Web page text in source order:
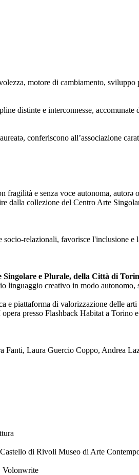
motore di cambiamento,
distinte e interconnesse,
conferiscono all’associazione
fragilità e senza voce autonoma, autorə
dalla collezione del Centro Arte
relazionali, favorisce l'inclusione e
Singolare e Plurale, della Città di
linguaggio creativo in modo
e piattaforma di valorizzazione delle
presso Flashback Habitat a Torino
Laura Guercio Coppo, Andrea
di Rivoli Museo di Arte
Volonwrite